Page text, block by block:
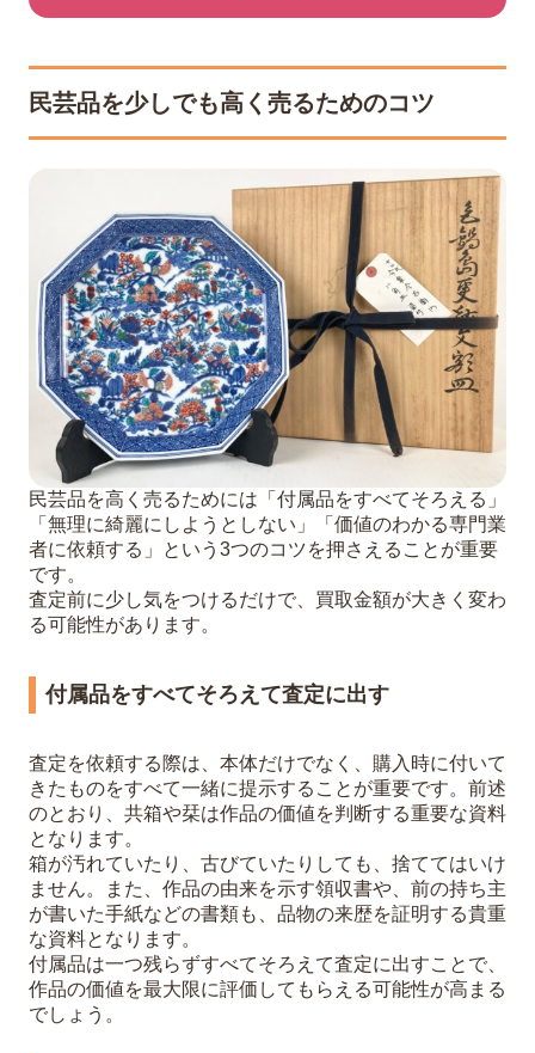
民芸品を少しでも高く売るためのコツ
民芸品を高く売るためには「付属品をすべてそろえる」
「無理に綺麗にしようとしない」「価値のわかる専門業
者に依頼する」という3つのコツを押さえることが重要
です。
査定前に少し気をつけるだけで、買取金額が大きく変わ
る可能性があります。
付属品をすべてそろえて査定に出す
査定を依頼する際は、本体だけでなく、購入時に付いて
きたものをすべて一緒に提示することが重要です。前述
のとおり、共箱や栞は作品の価値を判断する重要な資料
となります。
箱が汚れていたり、古びていたりしても、捨ててはいけ
ません。また、作品の由来を示す領収書や、前の持ち主
が書いた手紙などの書類も、品物の来歴を証明する貴重
な資料となります。
付属品は一つ残らずすべてそろえて査定に出すことで、
作品の価値を最大限に評価してもらえる可能性が高まる
でしょう。